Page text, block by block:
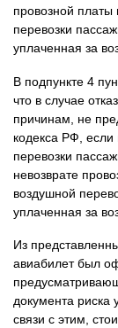
провозной платы
перевозки
уплаченная за
В подпункте 4
что в случае
причинам, не
кодекса РФ,
перевозки
невозврате
воздушной
уплаченная за
Из
авиабилет был
документа риска
связи с этим,